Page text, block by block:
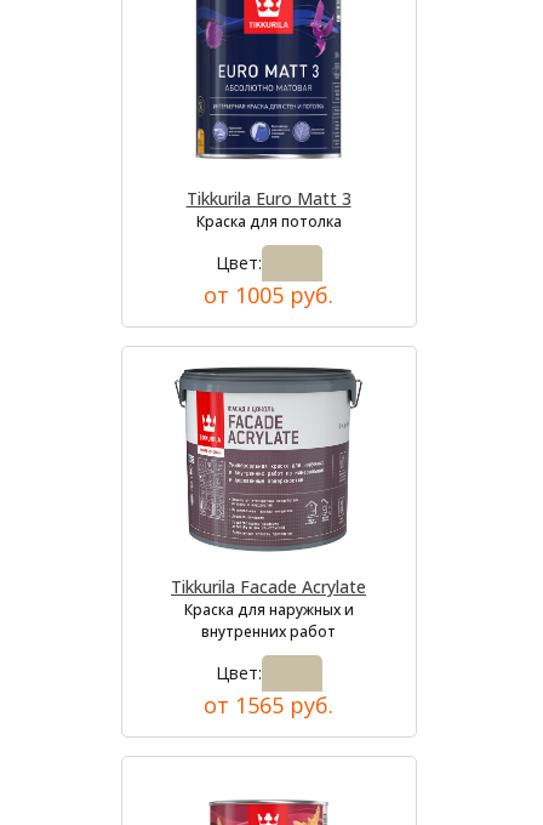
Tikkurila Euro Matt 3
Краска для потолка
Цвет:
от 1005 руб.
Tikkurila Facade Acrylate
Краска для наружных и
внутренних работ
Цвет:
от 1565 руб.